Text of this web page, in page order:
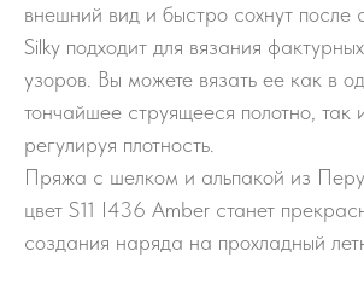
внешний вид и быстро сохнут после
Silky подходит для вязания
узоров. Вы можете вязать ее как в
тончайшее струящееся полотно, так
регулируя плотность.
Пряжа с шелком и альпакой из
цвет S11 I436 Amber станет
создания наряда на прохладный